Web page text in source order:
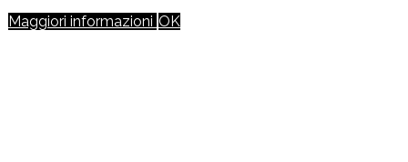
Maggiori informazioni OK